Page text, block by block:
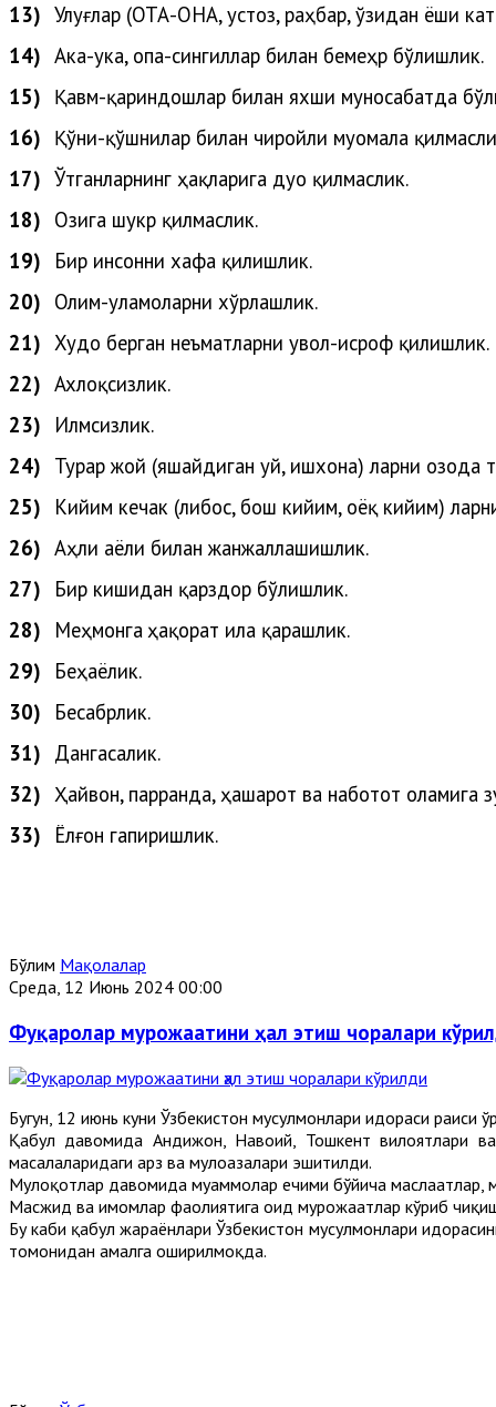
13) Улуғлар (ОТА-ОНА, устоз, раҳбар, ўзидан ёши
14) Ака-ука, опа-сингиллар билан бемеҳр бўлишлик.
15) Қавм-қариндошлар билан яхши муносабатда
16) Қўни-қўшнилар билан чиройли муомала
17) Ўтганларнинг ҳақларига дуо қилмаслик.
18) Озига шукр қилмаслик.
19)
Бир инсонни хафа қилишлик.
20) Олим-уламоларни хўрлашлик.
21) Худо берган неъматларни увол-исроф қилишлик.
22) Ахлоқсизлик.
23)
Илмсизлик.
24) Турар жой (яшайдиган уй, ишхона) ларни озода
25)
Кийим кечак (либос, бош кийим, оёқ кийим)
26) Аҳли аёли билан жанжаллашишлик.
27)
Бир кишидан қарздор бўлишлик.
28)
Меҳмонгаҳақорат ила қарашлик.
29)
Беҳаёлик.
30)
Бесабрлик.
31) Дангасалик.
32) Ҳайвон, парранда,ҳашарот ва наботот оламига
33)
Ёлғон гапиришлик.
Бўлим Мақолалар
Среда, 12 Июнь 2024 00:00
Фуқаролар мурожаатини ҳал этиш чоралари
Бугун, 12 июнь куни Ўзбекистон мусулмонлари идораси
Қабул давомида Андижон, Навоий, Тошкент вилоятлари
масалаларидаги арз ва мулоҳазалари эшитилди.
Мулоқотлар давомида муаммолар ечими бўйича маслаҳатлар,
Масжид ва имомлар фаолиятига оид мурожаатлар кўриб
Бу каби қабул жараёнлари Ўзбекистон мусулмонлари
томонидан амалга оширилмоқда.